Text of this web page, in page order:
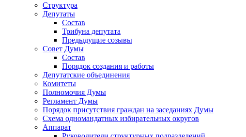
Структура
Депутаты
Состав
Трибуна депутата
Предыдущие созывы
Совет Думы
Состав
Порядок создания и работы
Депутатские объединения
Комитеты
Полномочия Думы
Регламент Думы
Порядок присутствия граждан на заседаниях Думы
Схема одномандатных избирательных округов
Аппарат